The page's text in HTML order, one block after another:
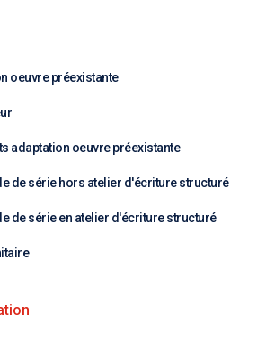
oeuvre préexistante
adaptation oeuvre préexistante
de série hors atelier d'écriture structuré
de série en atelier d'écriture structuré